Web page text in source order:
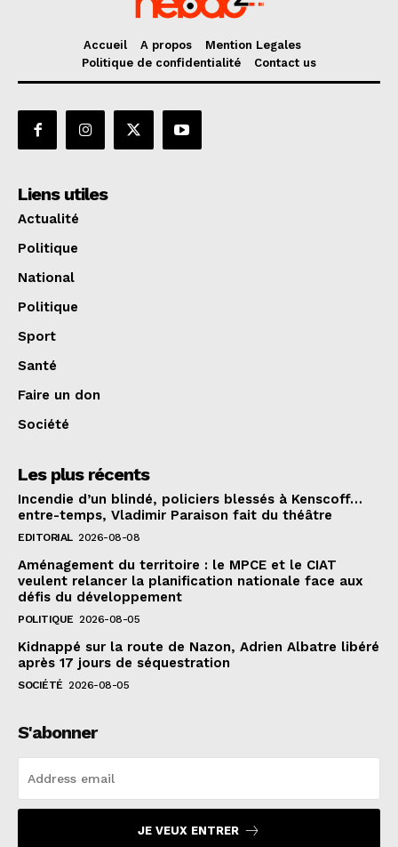
Accueil A propos
Mention Legales
Politique de confidentialité
Contact us
Liens utiles
Actualité
Politique
National
Politique
Sport
Santé
Faire un don
Société
Les plus récents
Incendie d’un blindé, policiers blessés à Kenscoff…
entre-temps, Vladimir Paraison fait du théâtre
EDITORIAL 2026-08-08
Aménagement du territoire : le MPCE et le CIAT
veulent relancer la planification nationale face aux
défis du développement
POLITIQUE 2026-08-05
Kidnappé sur la route de Nazon, Adrien Albatre libéré
après 17 jours de séquestration
SOCIÉTÉ 2026-08-05
S'abonner
JE VEUX ENTRER